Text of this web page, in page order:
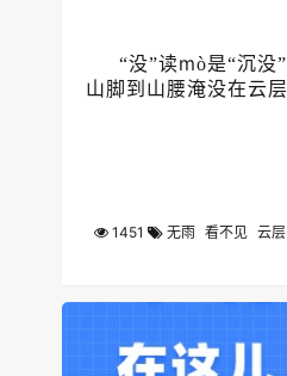
“没”读mò是“沉没”
山脚到山腰淹没在云
1451 无雨 看不见 云层